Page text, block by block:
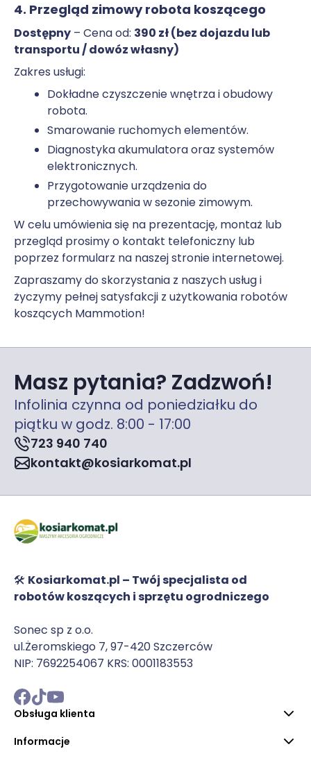
4. Przegląd zimowy robota koszącego
Dostępny – Cena od: 390 zł (bez dojazdu lub
transportu / dowóz własny)
Zakres usługi:
Dokładne czyszczenie wnętrza i obudowy
robota.
Smarowanie ruchomych elementów.
Diagnostyka akumulatora oraz systemów
elektronicznych.
Przygotowanie urządzenia do
przechowywania w sezonie zimowym.
W celu umówienia się na prezentację, montaż lub
przegląd prosimy o kontakt telefoniczny lub
poprzez formularz na naszej stronie internetowej.
Zapraszamy do skorzystania z naszych usług i
życzymy pełnej satysfakcji z użytkowania robotów
koszących Mammotion!
Masz pytania? Zadzwoń!
Infolinia czynna od poniedziałku do
piątku w godz. 8:00 - 17:00
723 940 740
kontakt@kosiarkomat.pl
🛠️ Kosiarkomat.pl – Twój specjalista od
robotów koszących i sprzętu ogrodniczego
Sonec sp z o.o.
ul.Żeromskiego 7, 97-420 Szczerców
NIP: 7692254067 KRS: 0001183553
Obsługa klienta
Informacje